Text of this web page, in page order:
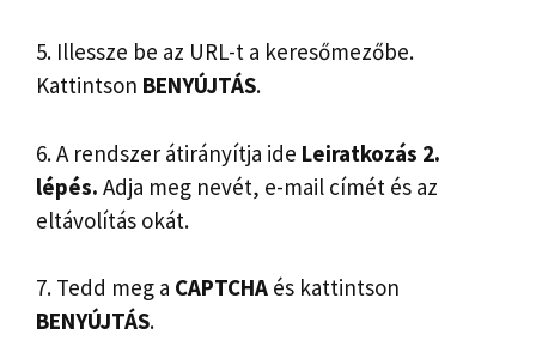
5. Illessze be az URL-t a keresőmezőbe.
Kattintson BENYÚJTÁS.
6. A rendszer átirányítja ide Leiratkozás 2.
lépés. Adja meg nevét, e-mail címét és az
eltávolítás okát.
7. Tedd meg a CAPTCHA és kattintson
BENYÚJTÁS.